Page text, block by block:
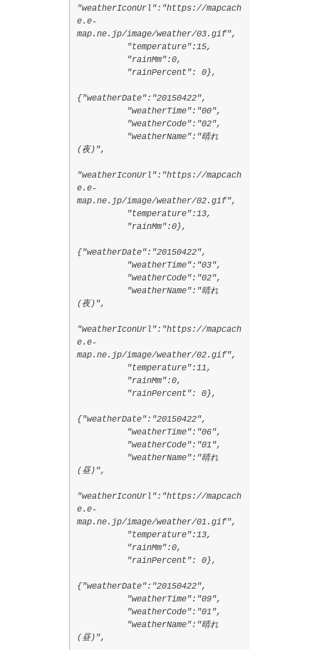
"weatherIconUrl":"https://mapcach
e.e-
map.ne.jp/image/weather/03.gif",
"temperature":15,
"rainMm":0,
"rainPercent": 0},
{"weatherDate":"20150422",
"weatherTime":"00",
"weatherCode":"02",
"weatherName":"晴れ
(夜)",
"weatherIconUrl":"https://mapcach
e.e-
map.ne.jp/image/weather/02.gif",
"temperature":13,
"rainMm":0},
{"weatherDate":"20150422",
"weatherTime":"03",
"weatherCode":"02",
"weatherName":"晴れ
(夜)",
"weatherIconUrl":"https://mapcach
e.e-
map.ne.jp/image/weather/02.gif",
"temperature":11,
"rainMm":0,
"rainPercent": 0},
{"weatherDate":"20150422",
"weatherTime":"06",
"weatherCode":"01",
"weatherName":"晴れ
(昼)",
"weatherIconUrl":"https://mapcach
e.e-
map.ne.jp/image/weather/01.gif",
"temperature":13,
"rainMm":0,
"rainPercent": 0},
{"weatherDate":"20150422",
"weatherTime":"09",
"weatherCode":"01",
"weatherName":"晴れ
(昼)",